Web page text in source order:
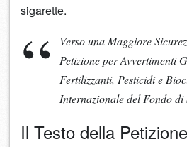
sigarette.
Verso una Maggiore
Petizione per Avvertimenti
Fertilizzanti, Pesticidi e
Internazionale del Fondo di
Il Testo della